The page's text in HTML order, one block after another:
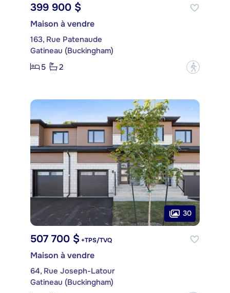
399 900 $
Maison à vendre
163, Rue Patenaude
Gatineau (Buckingham)
5
2 ?
30
507 700 $ +TPS/TVQ
Maison à vendre
64, Rue Joseph-Latour
Gatineau (Buckingham)